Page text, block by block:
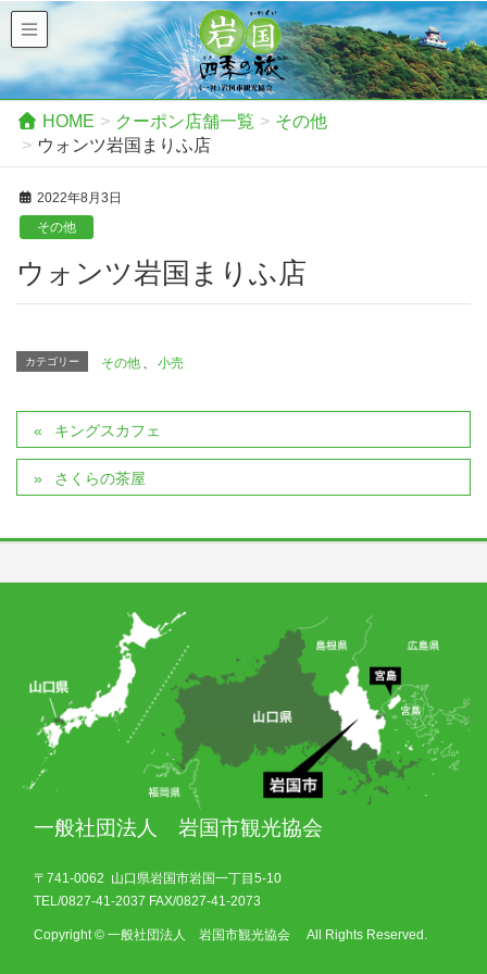
HOME クーポン店舗一覧
その他
ウォンツ岩国まりふ店
2022年8月3日
その他
ウォンツ岩国まりふ店
カテゴリー その他 小売
キングスカフェ
さくらの茶屋
一般社団法人 岩国市観光協会
〒741-0062 山口県岩国市岩国一丁目5-10
TEL/0827-41-2037 FAX/0827-41-2073
Copyright © 一般社団法人 岩国市観光協会 All Rights Reserved.